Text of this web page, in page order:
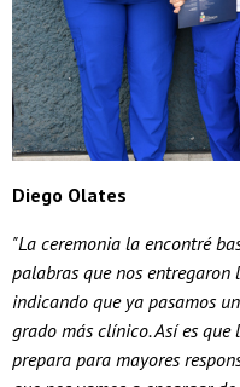
Diego Olates
"La ceremonia la encontré
palabras que nos entregaron
indicando que ya pasamos
grado más clínico. Así es
prepara para mayores